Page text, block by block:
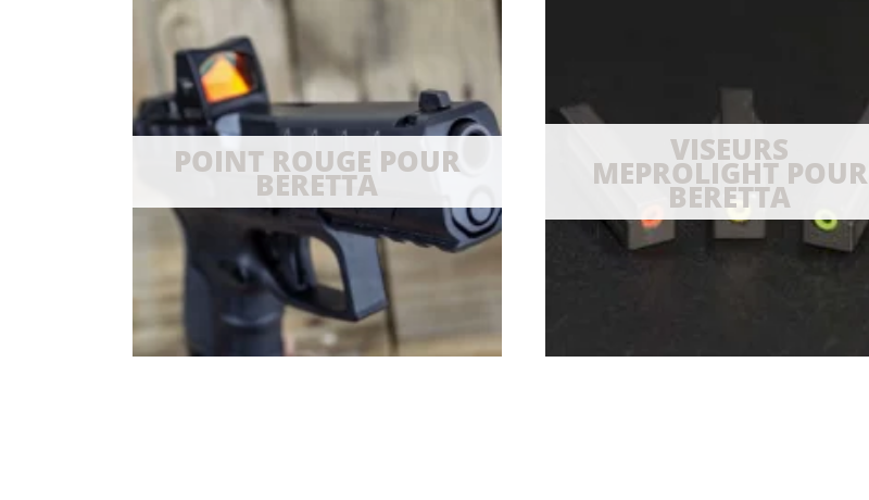
POINT ROUGE POUR
BERETTA
VISEURS
MEPROLIGHT POUR
BERETTA